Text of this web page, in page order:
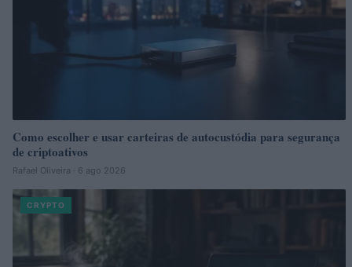
Como escolher e usar carteiras de autocustódia para segurança
de criptoativos
Rafael Oliveira · 6 ago 2026
CRYPTO